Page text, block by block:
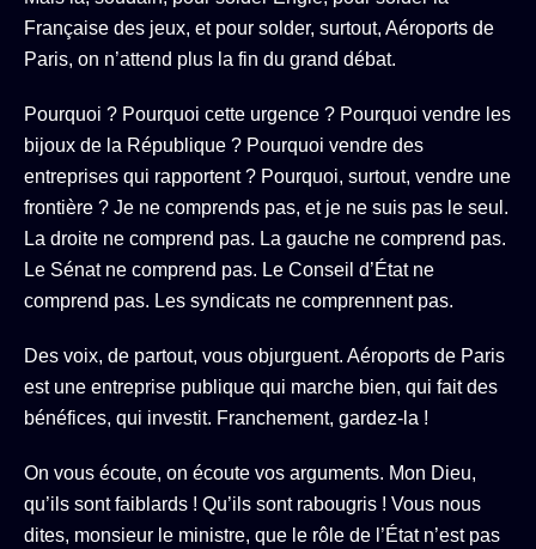
Française des jeux, et pour solder, surtout, Aéroports de
Paris, on n’attend plus la fin du grand débat.
Pourquoi ? Pourquoi cette urgence ? Pourquoi vendre les
bijoux de la République ? Pourquoi vendre des
entreprises qui rapportent ? Pourquoi, surtout, vendre une
frontière ? Je ne comprends pas, et je ne suis pas le seul.
La droite ne comprend pas. La gauche ne comprend pas.
Le Sénat ne comprend pas. Le Conseil d’État ne
comprend pas. Les syndicats ne comprennent pas.
Des voix, de partout, vous objurguent. Aéroports de Paris
est une entreprise publique qui marche bien, qui fait des
bénéfices, qui investit. Franchement, gardez-la !
On vous écoute, on écoute vos arguments. Mon Dieu,
qu’ils sont faiblards ! Qu’ils sont rabougris ! Vous nous
dites, monsieur le ministre, que le rôle de l’État n’est pas